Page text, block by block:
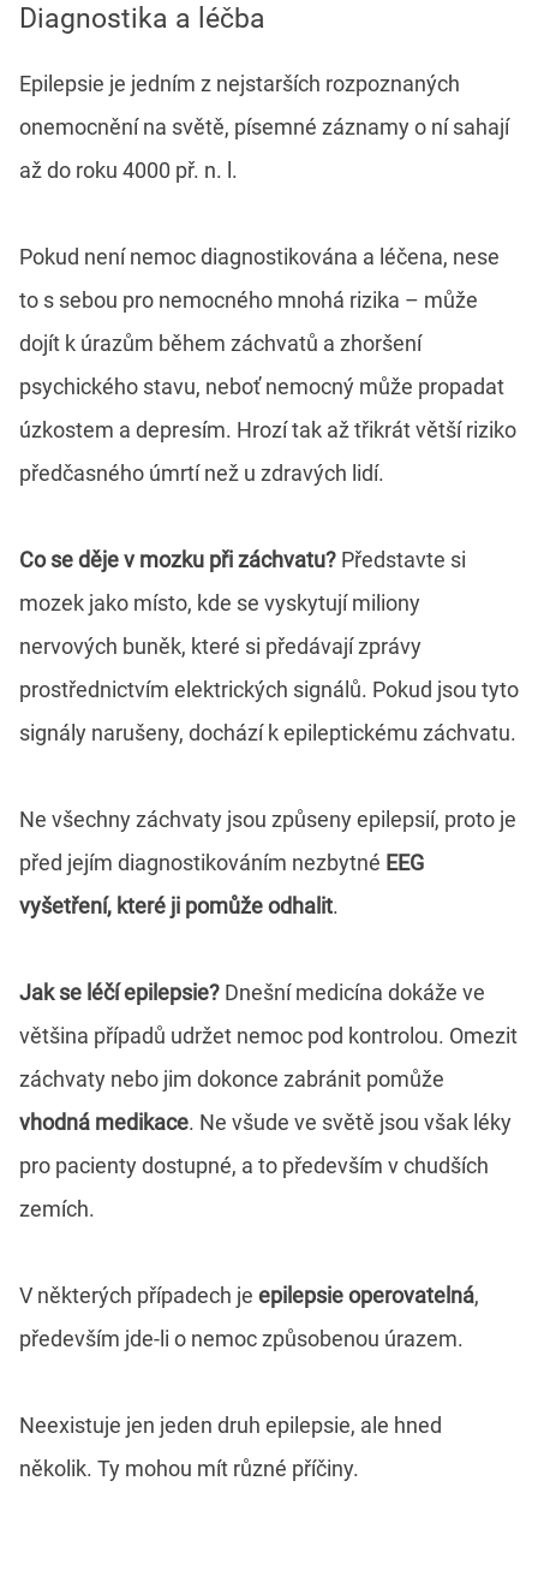
Diagnostika a léčba
Epilepsie je jedním z nejstarších rozpoznaných
onemocnění na světě, písemné záznamy o ní sahají
až do roku 4000 př. n. l.
Pokud není nemoc diagnostikována a léčena, nese
to s sebou pro nemocného mnohá rizika – může
dojít k úrazům během záchvatů a zhoršení
psychického stavu, neboť nemocný může propadat
úzkostem a depresím. Hrozí tak až třikrát větší riziko
předčasného úmrtí než u zdravých lidí.
Co se děje v mozku při záchvatu? Představte si
mozek jako místo, kde se vyskytují miliony
nervových buněk, které si předávají zprávy
prostřednictvím elektrických signálů. Pokud jsou tyto
signály narušeny, dochází k epileptickému záchvatu.
Ne všechny záchvaty jsou způseny epilepsií, proto je
před jejím diagnostikováním nezbytné EEG
vyšetření, které ji pomůže odhalit.
Jak se léčí epilepsie? Dnešní medicína dokáže ve
většina případů udržet nemoc pod kontrolou. Omezit
záchvaty nebo jim dokonce zabránit pomůže
vhodná medikace. Ne všude ve světě jsou však léky
pro pacienty dostupné, a to především v chudších
zemích.
V některých případech je epilepsie operovatelná,
především jde-li o nemoc způsobenou úrazem.
Neexistuje jen jeden druh epilepsie, ale hned
několik. Ty mohou mít různé příčiny.